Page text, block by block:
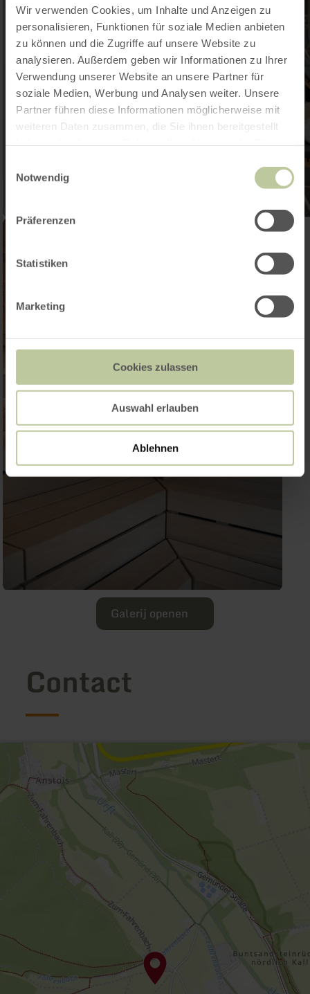
Wir verwenden Cookies, um Inhalte und Anzeigen zu
personalisieren, Funktionen für soziale Medien anbieten
zu können und die Zugriffe auf unsere Website zu
analysieren. Außerdem geben wir Informationen zu Ihrer
Verwendung unserer Website an unsere Partner für
soziale Medien, Werbung und Analysen weiter. Unsere
Partner führen diese Informationen möglicherweise mit
weiteren Daten zusammen, die Sie ihnen bereitgestellt
Notwendig
Präferenzen
Statistiken
Marketing
Cookies zulassen
Auswahl erlauben
Ablehnen
Galerij openen
Contact